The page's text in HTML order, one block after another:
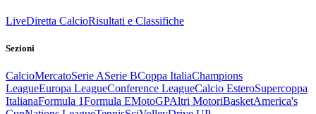
LiveDiretta CalcioRisultati e Classifiche
Sezioni
CalcioMercatoSerie ASerie BCoppa ItaliaChampions
LeagueEuropa LeagueConference LeagueCalcio EsteroSupercoppa
ItalianaFormula 1Formula EMotoGPAltri MotoriBasketAmerica's